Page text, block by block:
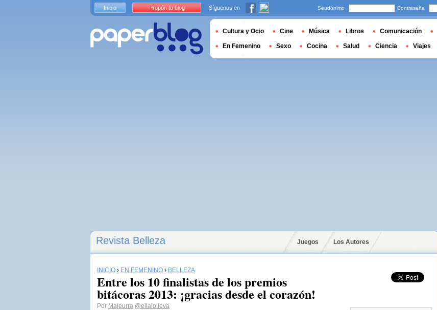
Revista Belleza Juegos Los Autores
INICIO › EN FEMENINO › BELLEZA
Entre los 10 finalistas de los premios
bitácoras 2013: ¡gracias desde el corazón!
Por Majeurra @ellalolleva
Inicio Propón tu blog Síguenos en Seudónimo Contraseña
Cultura y Ocio Cine Música Libros Comunicación
En Femenino Sexo Cocina Salud Ciencia Viajes